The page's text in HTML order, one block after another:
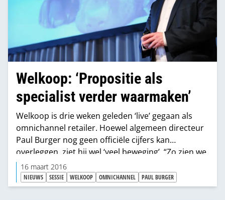
Welkoop: ‘Propositie als
specialist verder waarmaken’
Welkoop is drie weken geleden ‘live’ gegaan als
omnichannel retailer. Hoewel algemeen directeur
Paul Burger nog geen officiële cijfers kan
overleggen, ziet hij wel ‘veel beweging’. “Zo zien we
bijvoorbeeld dat de gemiddelde besteding online
met €70,- iets hoger ligt dan de €50,- die we vooraf
hadden ingeschat. Het begin is dus positief.”
16 maart 2016
NIEUWS SESSIE WELKOOP OMNICHANNEL PAUL BURGER